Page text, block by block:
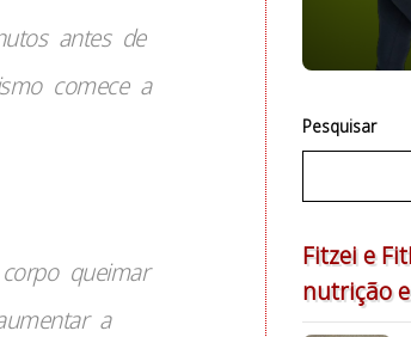
antes de
comece a
queimar
a
Pesquisar
Fitzei e
nutrição